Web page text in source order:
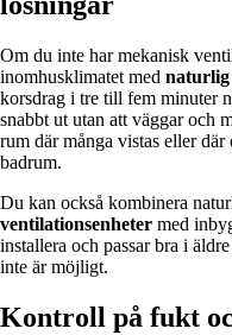
Om du inte har mekanisk
inomhusklimatet med
korsdrag i tre till fem minuter
snabbt ut utan att väggar och
rum där många vistas eller
badrum.
Du kan också kombinera
ventilationsenheter med
installera och passar bra i
inte är möjligt.
Kontroll på fukt